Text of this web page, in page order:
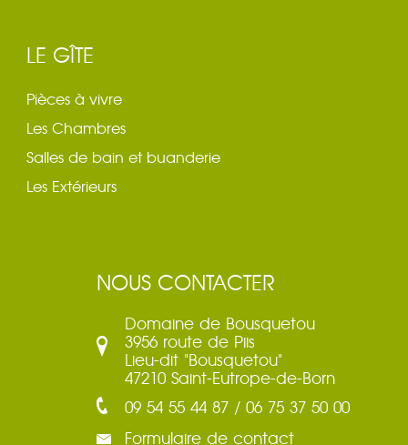
LE GÎTE
Pièces à vivre
Les Chambres
Salles de bain et buanderie
Les Extérieurs
NOUS CONTACTER
Domaine de Bousquetou
3956 route de Piis
Lieu-dit "Bousquetou"
47210 Saint-Eutrope-de-Born
09 54 55 44 87 / 06 75 37 50 00
Formulaire de contact